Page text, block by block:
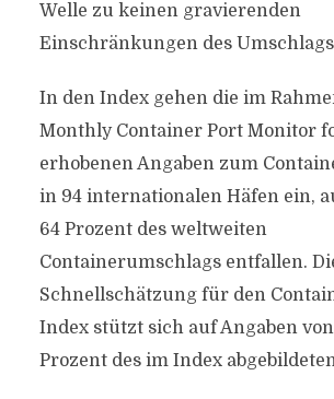
Welle zu keinen gravierenden
Einschränkungen des
In den Index gehen die im
Monthly Container Port Monitor
erhobenen Angaben zum
in 94 internationalen Häfen ein,
64 Prozent des weltweiten
Containerumschlags entfallen.
Schnellschätzung für den
Index stützt sich auf Angaben
Prozent des im Index